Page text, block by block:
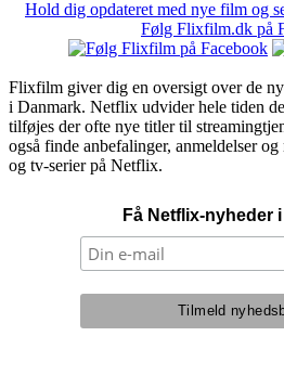
Hold dig opdateret med nye film og
Følg Flixfilm.dk på
Flixfilm giver dig en oversigt over de
i Danmark. Netflix udvider hele tiden
tilføjes der ofte nye titler til
også finde anbefalinger, anmeldelser
og tv-serier på Netflix.
Få Netflix-nyheder